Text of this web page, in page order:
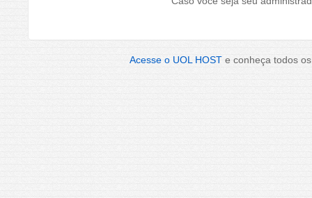
Acesse o UOL HOST e conheça todos